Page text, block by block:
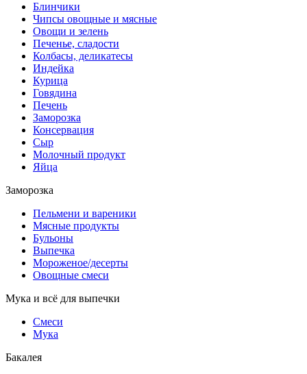
Блинчики
Чипсы овощные и мясные
Овощи и зелень
Печенье, сладости
Колбасы, деликатесы
Индейка
Курица
Говядина
Печень
Заморозка
Консервация
Сыр
Молочный продукт
Яйца
Заморозка
Пельмени и вареники
Мясные продукты
Бульоны
Выпечка
Мороженое/десерты
Овощные смеси
Мука и всё для выпечки
Смеси
Мука
Бакалея